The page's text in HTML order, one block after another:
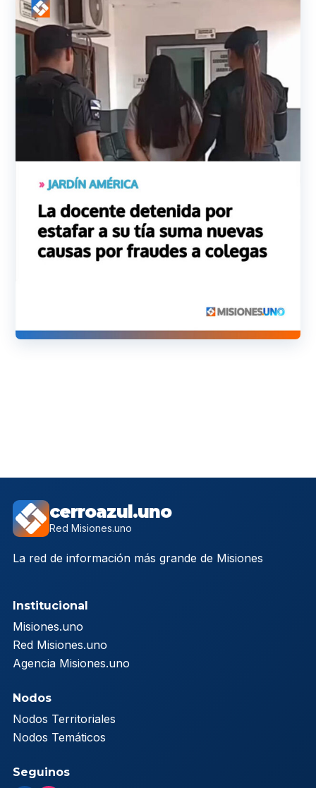
cerroazul.uno
Red Misiones.uno
La red de información más grande de Misiones
Institucional
Misiones.uno
Red Misiones.uno
Agencia Misiones.uno
Nodos
Nodos Territoriales
Nodos Temáticos
Seguinos